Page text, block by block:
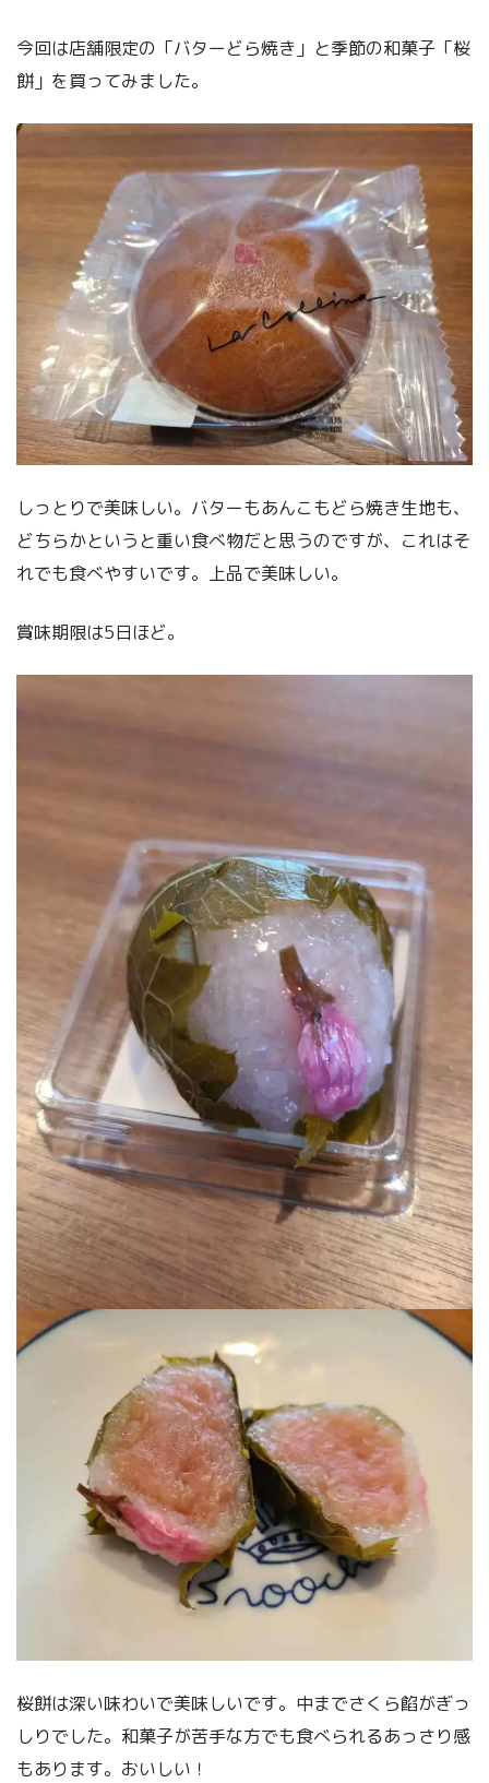
今回は店舗限定の「バターどら焼き」と季節の和菓子「桜
餅」を買ってみました。
しっとりで美味しい。バターもあんこもどら焼き生地も、
どちらかというと重い食べ物だと思うのですが、これはそ
れでも食べやすいです。上品で美味しい。
賞味期限は5日ほど。
桜餅は深い味わいで美味しいです。中までさくら餡がぎっ
しりでした。和菓子が苦手な方でも食べられるあっさり感
もあります。おいしい！